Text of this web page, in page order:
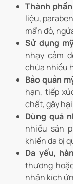
Thành
liệu,
mẩn đỏ,
Sử dụng
nhạy cảm
chứa nhiều
Bảo quản
hạn, tiếp
chất, gây
Dùng quá
nhiều sản
khiến da bị
Da yếu,
thương
nhân kích